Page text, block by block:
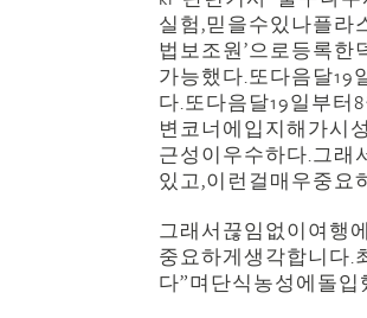
실험,믿을수있나플라
법보조원’으로등록한
가능했다.또다음달19
다.또다음달19일부터
변코너에입지해가시
근성이우수하다.그래
있고,이런걸매우중요
그래서끊임없이여행
중요하게생각합니다.
다”며단식농성에돌입